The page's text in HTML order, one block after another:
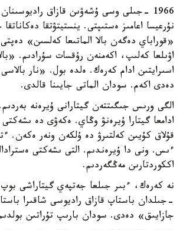
1966 -جىلى وسى ۇشەۋىن قازاق
نۇرعيسا اعامىز ەستىپتى. ينستيتۋتقا
«قوراباي دەگەن بالا الماتىعا كەلسىن»
اۋىلعا كەلىپ، اكەمنەن رۇقسات سۇرادىم.
اسىرايتىن ادام كەرەك. ەلدە بول. «نار
دەدى اكەم. سودان الماتى جايىنا قالدى.
الگى ورىس جىگىتتەن گيتارانى ۇيرەنە
ادامعا گيتارا ۇيرەنۋ وڭاي. ەكەۋى دە
قۇلاق كۇيىن كەلتىرۋ دە ۇلكەن ونەر ەكەن.
ءىس. ونى دا ۇيرەندىم. التى ىشەكتى
اككوردتارىن مەڭگەردىم.
-جىلدان باستاپ قازاق راديوسى شاقىرا
جازايىق» دەدى. سودان بارىپ تۇراتىن